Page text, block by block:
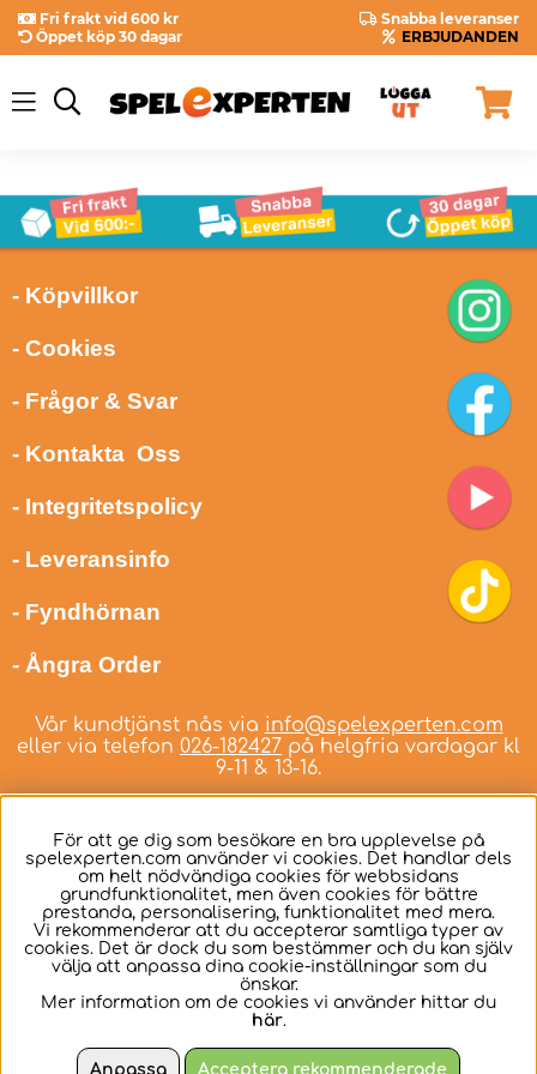
Fri frakt vid 600 kr
Snabba leveranser
Öppet köp 30 dagar
ERBJUDANDEN
- Köpvillkor
- Cookies
- Frågor & Svar
- Kontakta Oss
- Integritetspolicy
- Leveransinfo
- Fyndhörnan
- Ångra Order
Vår kundtjänst nås via info@spelexperten.com
eller via telefon 026-182427 på helgfria vardagar kl
9-11 & 13-16.
Svenska
För att ge dig som besökare en bra upplevelse på
spelexperten.com använder vi cookies. Det handlar dels
om helt nödvändiga cookies för webbsidans
grundfunktionalitet, men även cookies för bättre
prestanda, personalisering, funktionalitet med mera.
Vi rekommenderar att du accepterar samtliga typer av
cookies. Det är dock du som bestämmer och du kan själv
välja att anpassa dina cookie-inställningar som du
önskar.
Mer information om de cookies vi använder hittar du
här.
Anpassa Acceptera rekommenderade